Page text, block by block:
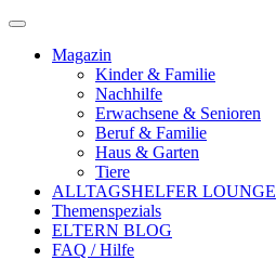
Magazin
Kinder & Familie
Nachhilfe
Erwachsene & Senioren
Beruf & Familie
Haus & Garten
Tiere
ALLTAGSHELFER LOUNGE
Themenspezials
ELTERN BLOG
FAQ / Hilfe